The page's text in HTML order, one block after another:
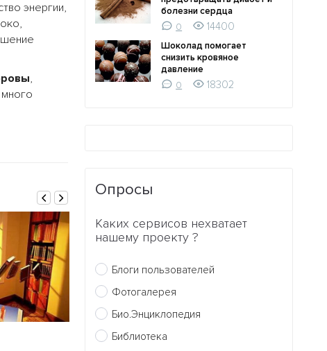
энергии,
,
13.05.2011
болезни сердца
0
14400
Шоколад помогает
снизить кровяное
давление
0
18302
Опросы
Каких сервисов нехватает
нашему проекту ?
Блоги пользователей
Фотогалерея
Био.Энциклопедия
Библиотека